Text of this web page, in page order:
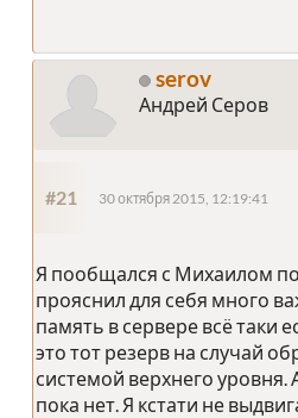
serov
Андрей Серов
#21 30 октября 2015, 12:19:41
Я пообщался с Михаилом
прояснил для себя много
память в сервере всё таки
это тот резерв на случай
системой верхнего
пока нет. Я кстати не